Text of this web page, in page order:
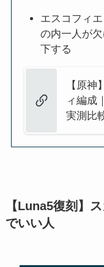
エスコフィ
の内一人が
下する
【原
ィ編成
実測比
【Luna5復刻】
でいい人